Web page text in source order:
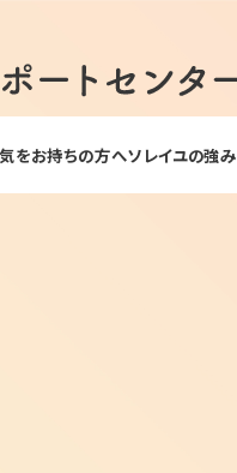
をお持ちの方へソレイユの強み